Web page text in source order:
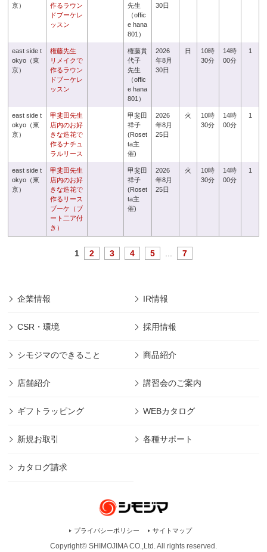
京）
作るラウン
ドブーケレ
ッスン
先生
（offic
e hana
801）
30日
east side t
okyo（東
京）
権藤先生
リメイクで
作るラウン
ドブーケレ
ッスン
権藤貴
代子
先生
（offic
e hana
801）
2026
年8月
30日
日
10時
30分
14時
00分
1
east side t
okyo（東
京）
甲斐田先生
店内のお好
きな造花で
作るナチュ
ラルリース
甲斐田
祥子
(Roset
ta主
催)
2026
年8月
25日
火
10時
30分
14時
00分
1
east side t
okyo（東
京）
甲斐田先生
店内のお好
きな造花で
作るリース
ブーケ（ブ
ート二ア付
き）
甲斐田
祥子
(Roset
ta主
催)
2026
年8月
25日
火
10時
30分
14時
00分
1
1 2 3 4 5 7
企業情報 IR情報
CSR・環境 採用情報
シモジマのできること 商品紹介
店舗紹介 講習会のご案内
ギフトラッピング WEBカタログ
新規お取引 各種サポート
カタログ請求
プライバシーポリシー サイトマップ
Copyright© SHIMOJIMA CO.,Ltd. All rights reserved.